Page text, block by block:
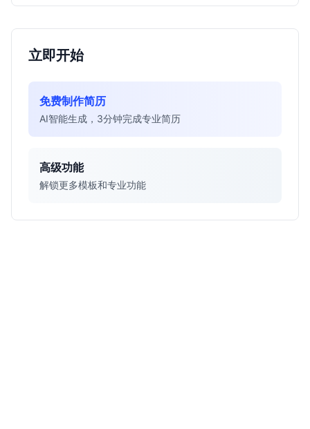
立即开始
免费制作简历
AI智能生成，3分钟完成专业简历
高级功能
解锁更多模板和专业功能